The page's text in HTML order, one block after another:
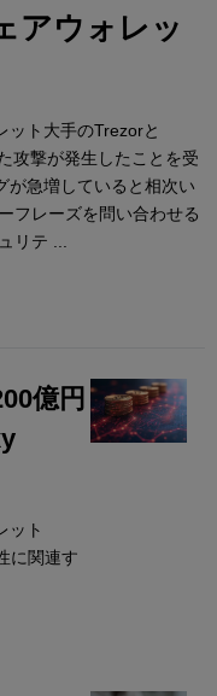
アウォレッ
ット大手のTrezorと
攻撃が発生したことを受
が急増していると相次い
フレーズを問い合わせる
リテ ...
億円
ット
に関連す